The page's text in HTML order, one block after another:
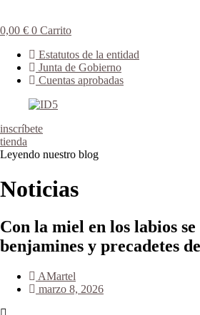
0,00 € 0 Carrito
Estatutos de la entidad
Junta de Gobierno
Cuentas aprobadas
inscríbete
tienda
Leyendo nuestro blog
Noticias
Con la miel en los labios
benjamines y precadetes
AMartel
marzo 8, 2026